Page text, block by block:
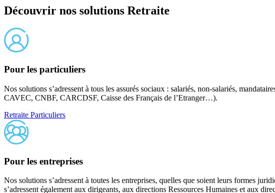
Découvrir nos solutions Retraite
Pour les particuliers
Nos solutions s’adressent à tous les assurés sociaux : salariés, non-salariés,
CAVEC, CNBF, CARCDSF, Caisse des Français de l’Etranger…).
Retraite Particuliers
Pour les entreprises
Nos solutions s’adressent à toutes les entreprises, quelles que soient leurs
s’adressent également aux dirigeants, aux directions Ressources Humaines et aux